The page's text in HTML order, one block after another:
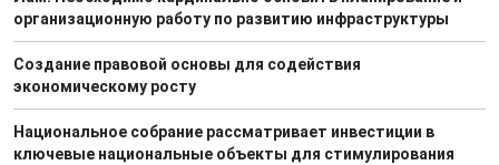
организационную работу по развитию инфраструктуры
Создание правовой основы для содействия
экономическому росту
Национальное собрание рассматривает инвестиции в
ключевые национальные объекты для стимулирования